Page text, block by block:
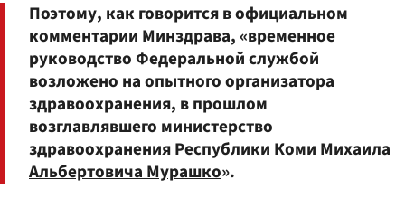
Поэтому, как говорится в официальном
комментарии Минздрава, «временное
руководство Федеральной службой
возложено на опытного организатора
здравоохранения, в прошлом
возглавлявшего министерство
здравоохранения Республики КомиМихаила
Альбертовича Мурашко».